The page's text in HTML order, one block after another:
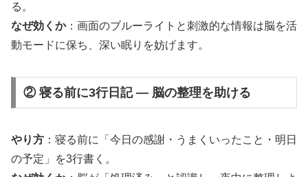
る。
なぜ効くか：画面のブルーライトと刺激的な情報は脳を活
動モードに保ち、深い眠りを妨げます。
② 寝る前に3行日記 — 脳の整理を助ける
やり方 ：寝る前に「今日の感謝・うまくいったこと・明日
の予定」を3行書く。